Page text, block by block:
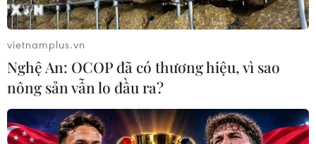
vietnamplus.vn
Nghệ An: OCOP đã có thương hiệu, vì sao
nông sản vẫn lo đầu ra?